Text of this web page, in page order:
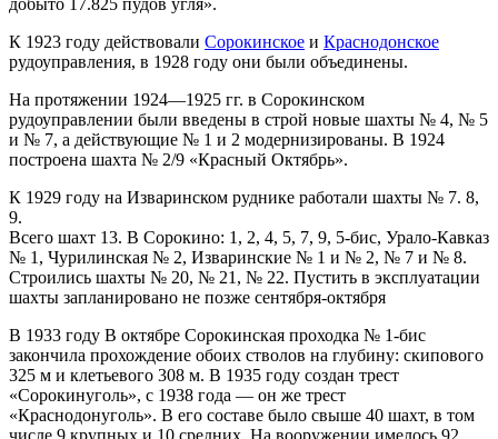
К 1923 году действовали Сорокинское и Краснодонское
рудоуправления, в 1928 году они были объединены.
На протяжении 1924—1925 гг. в Сорокинском
рудоуправлении были введены в строй новые шахты № 4, № 5
и № 7, а действующие № 1 и 2 модернизированы. В 1924
построена шахта № 2/9 «Красный Октябрь».
К 1929 году на Изваринском руднике работали шахты № 7. 8,
9.
Всего шахт 13. В Сорокино: 1, 2, 4, 5, 7, 9, 5-бис, Урало-Кавказ
№ 1, Чурилинская № 2, Изваринские № 1 и № 2, № 7 и № 8.
Строились шахты № 20, № 21, № 22. Пустить в эксплуатации
шахты запланировано не позже сентября-октября
В 1933 году В октябре Сорокинская проходка № 1-бис
закончила прохождение обоих стволов на глубину: скипового
325 м и клетьевого 308 м. В 1935 году создан трест
«Сорокинуголь», с 1938 года — он же трест
«Краснодонуголь». В его составе было свыше 40 шахт, в том
числе 9 крупных и 10 средних. На вооружении имелось 92